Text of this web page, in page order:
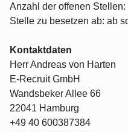
Anzahl der offenen Stellen:
Stelle zu besetzen ab: ab
Kontaktdaten
Herr Andreas von Harten
E-Recruit GmbH
Wandsbeker Allee 66
22041 Hamburg
+49 40 600387384